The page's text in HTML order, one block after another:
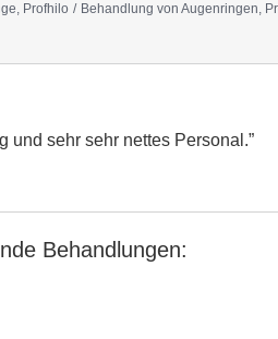
Profhilo Behandlung von Augenringen,
und sehr sehr nettes Personal.”
Behandlungen: